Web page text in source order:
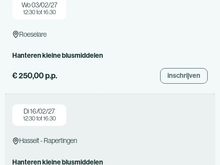
Wo 03/02/27
12:30 tot 16:30
Roeselare
Hanteren kleine blusmiddelen
€ 250,00 p.p. inschrijven
Di 16/02/27
12:30 tot 16:30
Hasselt - Rapertingen
Hanteren kleine blusmiddelen